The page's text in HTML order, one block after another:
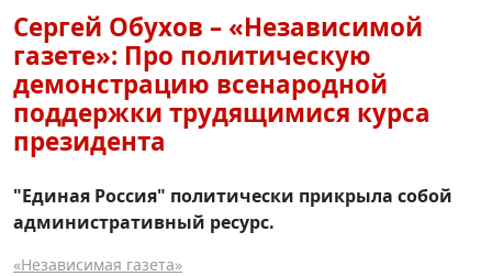
Сергей Обухов – «Независимой
газете»: Про политическую
демонстрацию всенародной
поддержки трудящимися курса
президента
"Единая Россия" политически прикрыла собой
административный ресурс.
«Независимая газета»